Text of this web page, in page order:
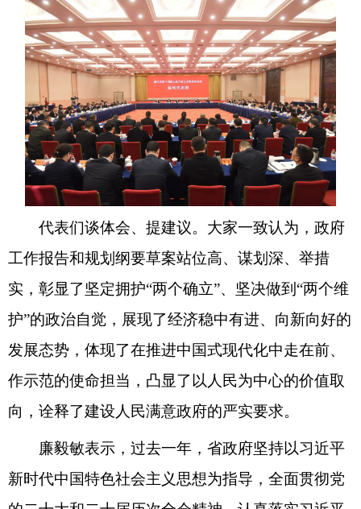
代表们谈体会、提建议。大家一致认为，政府
工作报告和规划纲要草案站位高、谋划深、举措
实，彰显了坚定拥护“两个确立”、坚决做到“两个维
护”的政治自觉，展现了经济稳中有进、向新向好的
发展态势，体现了在推进中国式现代化中走在前、
作示范的使命担当，凸显了以人民为中心的价值取
向，诠释了建设人民满意政府的严实要求。
廉毅敏表示，过去一年，省政府坚持以习近平
新时代中国特色社会主义思想为指导，全面贯彻党